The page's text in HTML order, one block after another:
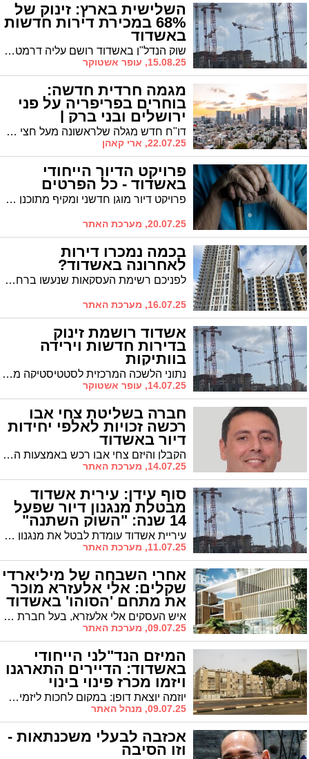
השלישית בארץ: זינוק של
68% במכירת דירות חדשות
באשדוד
שוק הנדל"ן באשדוד רושם עליה דרמטית במכירת דירות חדשות ברבעון השני של השנה עם גידול של 67.7% לעומת הרבעון הקודם. העיר מדורגת שלישית בארץ בקצב מכירת דירות חדשות בזמן שרוב הערים האחרות רושמות ירידה.
15.08.25, עופר אשטוקר
מגמה חרדית חדשה:
בוחרים בפריפריה על פני
ירושלים ובני ברק |
הדיאגרמות - בפנים דו"ח חדש מגלה שלראשונה מעל חצי מרכישות הדירות החרדיות מתבצעות בפריפריה במקום במרכזים מסורתיים • כשליש מההורים החרדים לא יוכלו לסייע לילדיהם כפי שעזרו להם הוריהם
22.07.25, ארי קאהן
פרויקט הדיור הייחודי
באשדוד - כל הפרטים
פרויקט דיור מוגן חדשני ומקיף מתוכנן לקום במתחם מי עמי באשדוד, במקום שנותן מענה לצורך הגובר בעיר בדיור איכותי לקשישים. הפרויקט, הנמצא בשלבי בדיקה ראשוניים בועדה המקומית לתכנון ובניה, מיועד ליצור מתחם מגורים מושלם לבני הגיל השלישי עם מגוון שירותים תחת קורת גג אחת
20.07.25, מערכת האתר
בכמה נמכרו דירות
לאחרונה באשדוד?
לפניכם רשימת העסקאות שנעשו ברחבי העיר אשדוד למכירה/קניית דירות יד שנייה בשנת 2025 בחלוקה לרבעים וחודשי השנה
16.07.25, מערכת האתר
אשדוד רושמת זינוק
בדירות חדשות וירידה
בוותיקות
נתוני הלשכה המרכזית לסטטיסטיקה מצביעים על מגמות מנוגדות בשוק הנדל"ן האשדודי: בעוד שמכירת הדירות החדשות זינקה משמעותית הרי שבמכירת דירות יד שניה נרשמת ירידה חדה
14.07.25, עופר אשטוקר
חברה בשליטת צחי אבו
רכשה זכויות לאלפי יחידות
דיור באשדוד
הקבלן והיזם צחי אבו רכש באמצעות החברה הבורסאית שבשליטתו, "גפן מגורים", זכויות בשישה פרויקטים של התחדשות עירונית, רובם באשדוד, בהיקף כולל של כ-6,300 יחידות דיור חדשות תמורת 107 מיליון שקל. שלושה מהפרויקטים נמצאים כבר בשלבים מתקדמים של הליך קבלת היתר בניה
14.07.25, מערכת האתר
סוף עידן: עירית אשדוד
מבטלת מנגנון דיור שפעל
14 שנה: "השוק השתנה"
עיריית אשדוד עומדת לבטל את מנגנון השיווק הבלעדי של דירות קטנות לבני המקום, לאחר 14 שנות פעילות. הועדה המקומית לתכנון ובניה באשדוד תצביע על ביטול המנגנון שנועד להבטיח שיווק דירות קטנות בפרויקטי בניה בעיר לצעירים אשדודים
11.07.25, מערכת האתר
אחרי השבחה של מיליארדי
שקלים: אלי אלעזרא מוכר
את מתחם 'הסוהו' באשדוד
איש העסקים אלי אלעזרא, בעל חברת הביטוח הכשרה, הודיע היום על מכירת מתחם 'הסוהו' באשדוד שבו השקיע כעשור כרבע מיליארד שקלים. המהלך מגיע לאחר שהצליח להשביח את הנכס באופן דרמטי בעקבות אישור תכניות הבנייה למתחם
09.07.25, מערכת האתר
המיזם הנד"לני הייחודי
באשדוד: הדיירים התארגנו
ויזמו מכרז פינוי בינוי
עצמאי יוזמה יוצאת דופן: במקום לחכות ליזמים, תושבי מספר בניינים ברח' קרן היסוד התארגנו והם פירסמו מכרז לקבלנים. "כך נקבל יותר"
09.07.25, מנהל האתר
אכזבה לבעלי משכנתאות -
וזו הסיבה